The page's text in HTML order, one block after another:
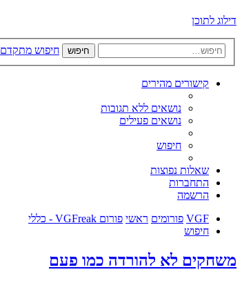
דילוג לתוכן
חיפוש חיפוש מתקדם
קישורים מהירים
נושאים ללא תגובות
נושאים פעילים
חיפוש
שאלות נפוצות
התחברות
הרשמה
VGF פורומים ראשי פורום VGFreak - כללי
חיפוש
משחקים לא להורדה כמו פעם